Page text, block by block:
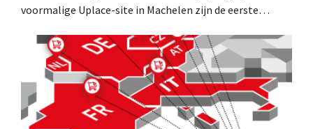
voormalige Uplace-site in Machelen zijn de eerste
eigenlijke bouw starten, met een geplande opening in